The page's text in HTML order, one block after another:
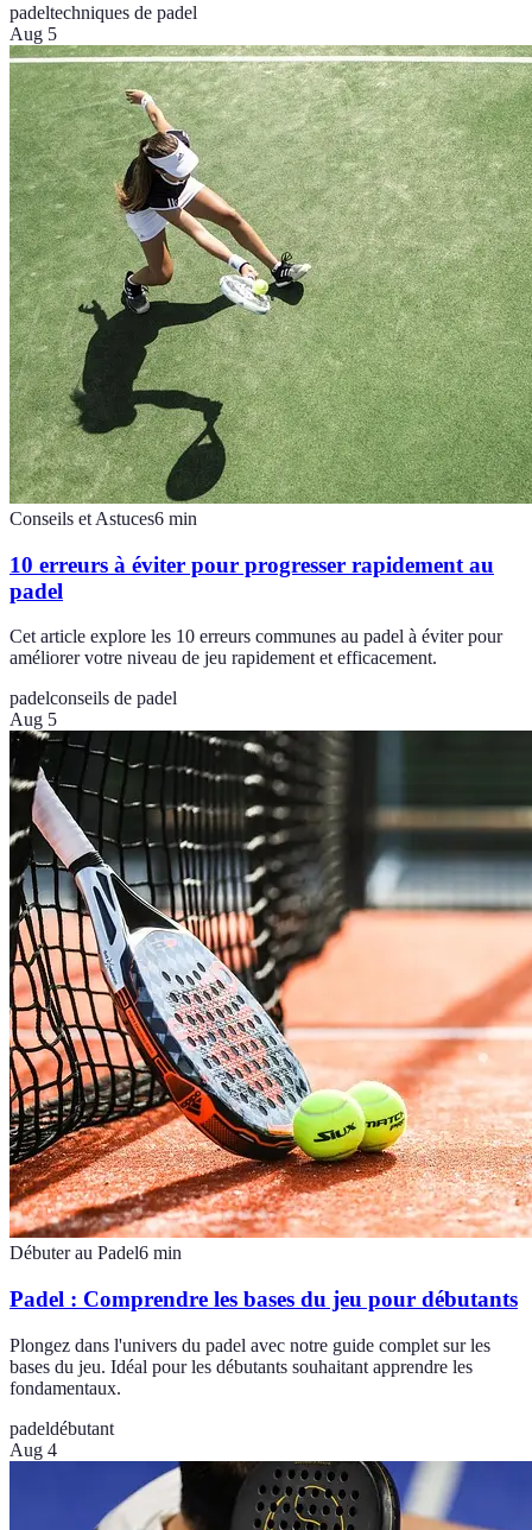
padeltechniques de padel
Aug 5
Conseils et Astuces6 min
10 erreurs à éviter pour progresser rapidement au
padel
Cet article explore les 10 erreurs communes au padel à éviter pour
améliorer votre niveau de jeu rapidement et efficacement.
padelconseils de padel
Aug 5
Débuter au Padel6 min
Padel : Comprendre les bases du jeu pour débutants
Plongez dans l'univers du padel avec notre guide complet sur les
bases du jeu. Idéal pour les débutants souhaitant apprendre les
fondamentaux.
padeldébutant
Aug 4